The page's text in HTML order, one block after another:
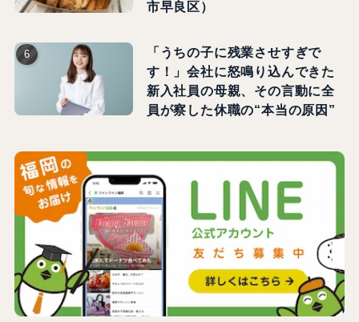
市早良区）
「うちの子に残業させすぎで
す！」会社に怒鳴り込んできた
新入社員の母親、その言動に全
員が察した休職の“本当の原因”